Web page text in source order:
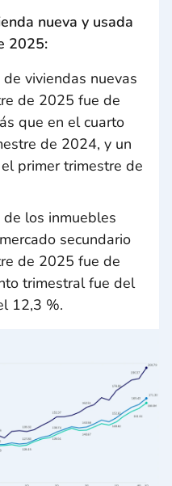
nueva y usada
2025:
viviendas nuevas
de 2025 fue de
que en el cuarto
de 2024, y un
primer trimestre de
los inmuebles
secundario
de 2025 fue de
trimestral fue del
12,3 %.